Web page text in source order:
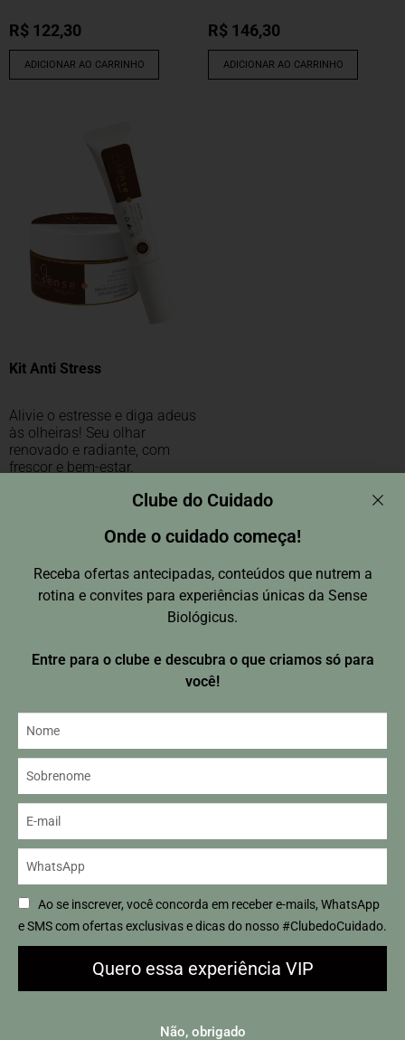
R$ 122,30
ADICIONAR AO CARRINHO
R$ 146,30
ADICIONAR AO CARRINHO
Kit Anti Stress
Alivie o estresse e diga adeus
às olheiras! Seu olhar
renovado e radiante, com
frescor e bem-estar.
Como criamos
nossos produtos
Nossa linha de produtos
nasce de escolhas
conscientes, desde a
seleção criteriosa de
combinação precisa de
de ciência e respeito
pela natureza.
Transformamos
manteigas, óleos,
extratos vegetais e óleos
Clube do Cuidado
Onde o cuidado começa!
Receba ofertas antecipadas, conteúdos que nutrem a
rotina e convites para experiências únicas da Sense
Biológicus.
Entre para o clube e descubra o que criamos só para
você!
Ao se inscrever, você concorda em receber e-mails, WhatsApp
e SMS com ofertas exclusivas e dicas do nosso #ClubedoCuidado.
Quero essa experiência VIP
Não, obrigado